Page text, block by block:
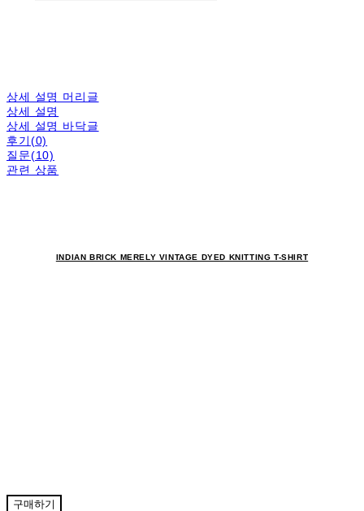
상세 설명 머리글
상세 설명
상세 설명 바닥글
후기(0)
질문(10)
관련 상품
INDIAN BRICK MERELY VINTAGE DYED KNITTING T-SHIRT
구매하기